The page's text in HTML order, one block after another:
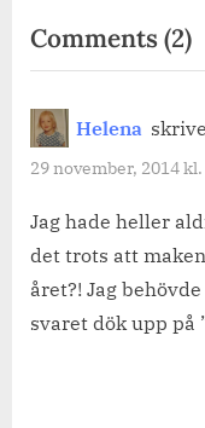
Comments(2)on
Helena
29 november, 2014
Jag hade heller
det trots att
året?! Jag
svaret dök upp på